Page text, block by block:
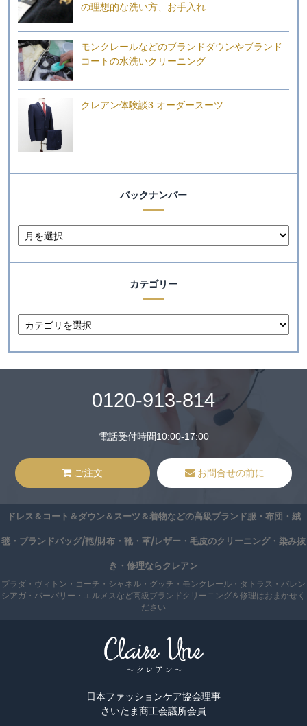
の理想的な洗い方、お手入れ
モンクレールなどのブランドダウンやブランド
コートの水洗いクリーニング
クレアン体験談3 オーダースーツ
バックナンバー
カテゴリー
0120-913-814
電話受付時間10:00-17:00
ご注文 お問合せの前に
ドレス＆コート＆ダウン＆スーツ＆着物などの高級ブランド服・布団・絨
毯・ブランドバッグ/鞄/財布・靴・革/レザー・毛皮のクリーニング・染み抜
き・修理ならクレアン
プラダ・ヴィトン・コーチ・シャネル・グッチ・モンクレール・タトラス・バレン
シアガ・バーバリー・エルメスなど高級ブランドクリーニング＆修理はおまかせく
ださい
日本ファッションケア協会理事
さいたま商工会議所会員